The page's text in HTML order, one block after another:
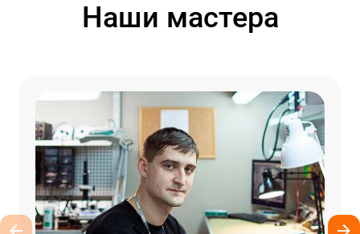
Наши мастера